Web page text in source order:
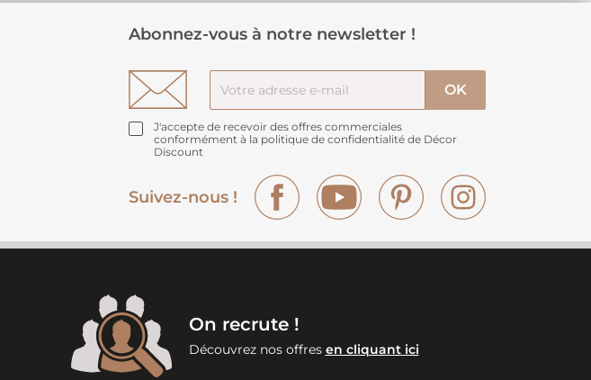
Abonnez-vous à notre newsletter !
J'accepte de recevoir des offres commerciales
conformément à la politique de confidentialité de Décor
Discount
Suivez-nous !
Facebook YouTube Pinterest
On recrute !
Découvrez nos offres en cliquant ici